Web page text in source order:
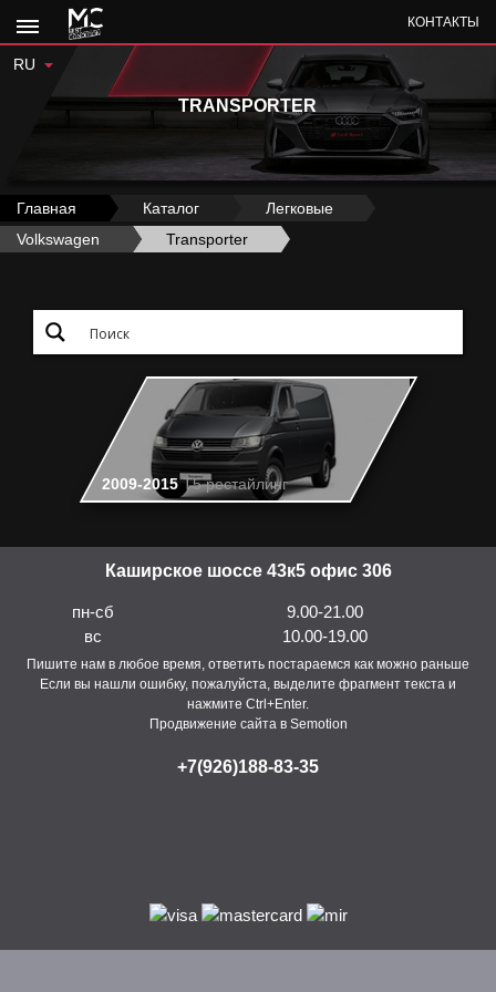
RU
КОНТАКТЫ
TRANSPORTER
Главная › Каталог Легковые
Volkswagen
› Transporter
2009-2015T5 рестайлинг
Каширское шоссе 43к5 офис 306
пн-сб
9.00-21.00
вс
10.00-19.00
Пишите нам в любое время, ответить постараемся как можно раньше
Если вы нашли ошибку, пожалуйста, выделите фрагмент текста и
нажмите Ctrl+Enter.
Продвижение сайта в Semotion
+7(926)188-83-35